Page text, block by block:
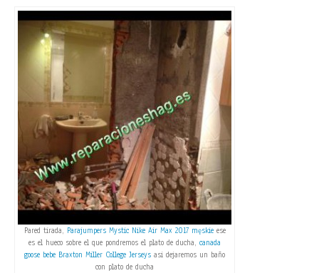
Pared tirada, Parajumpers Mystic Nike Air Max 2017 męskieese
es el hueco sobre el que pondremos el plato de ducha, canada
goose bebe Braxton Miller College Jerseys asi dejaremos un baño
con plato de ducha